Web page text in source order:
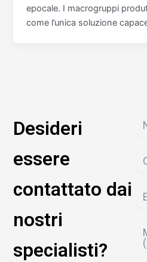
epocale. I macrogruppi
come l’unica soluzione
Desideri
essere
contattato dai
nostri
specialisti?